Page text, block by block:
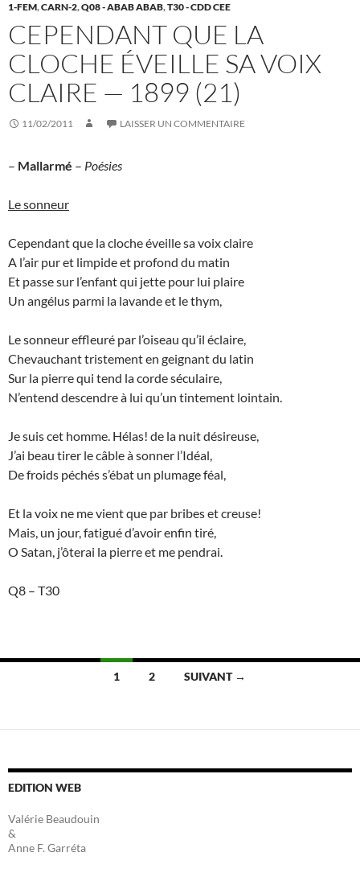
1-FEM,CARN-2,Q08 - ABAB ABAB,T30 - CDD CEE
CEPENDANT QUE LA
CLOCHE ÉVEILLE SA VOIX
CLAIRE — 1899 (21)
11/02/2011 LAISSER UN COMMENTAIRE
– Mallarmé – Poésies
Le sonneur
Cependant que la cloche éveille sa voix claire
A l’air pur et limpide et profond du matin
Et passe sur l’enfant qui jette pour lui plaire
Un angélus parmi la lavande et le thym,
Le sonneur effleuré par l’oiseau qu’il éclaire,
Chevauchant tristement en geignant du latin
Sur la pierre qui tend la corde séculaire,
N’entend descendre à lui qu’un tintement lointain.
Je suis cet homme. Hélas! de la nuit désireuse,
J’ai beau tirer le câble à sonner l’Idéal,
De froids péchés s’ébat un plumage féal,
Et la voix ne me vient que par bribes et creuse!
Mais, un jour, fatigué d’avoir enfin tiré,
O Satan, j’ôterai la pierre et me pendrai.
Q8 – T30
articles
1 2 SUIVANT →
EDITION WEB
Valérie Beaudouin
&
Anne F. Garréta